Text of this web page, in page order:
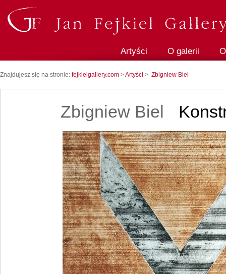
Artyści O galerii
Znajdujesz się na stronie: fejkielgallery.com >Artyści > Zbigniew Biel
Zbigniew Biel